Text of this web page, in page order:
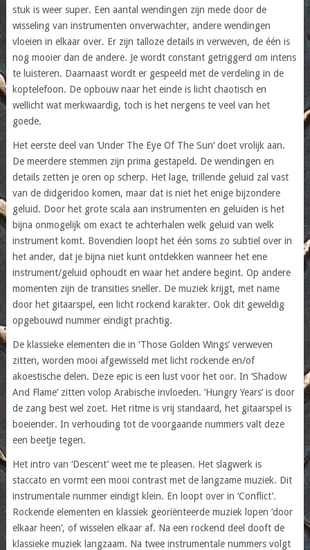
stuk is weer super. Een aantal wendingen zijn mede door de
wisseling van instrumenten onverwachter, andere wendingen
vloeien in elkaar over. Er zijn talloze details in verweven, de één is
nog mooier dan de andere. Je wordt constant getriggerd om intens
te luisteren. Daarnaast wordt er gespeeld met de verdeling in de
koptelefoon. De opbouw naar het einde is licht chaotisch en
wellicht wat merkwaardig, toch is het nergens te veel van het
goede.
Het eerste deel van ‘Under The Eye Of The Sun’ doet vrolijk aan.
De meerdere stemmen zijn prima gestapeld. De wendingen en
details zetten je oren op scherp. Het lage, trillende geluid zal vast
van de didgeridoo komen, maar dat is niet het enige bijzondere
geluid. Door het grote scala aan instrumenten en geluiden is het
bijna onmogelijk om exact te achterhalen welk geluid van welk
instrument komt. Bovendien loopt het één soms zo subtiel over in
het ander, dat je bijna niet kunt ontdekken wanneer het ene
instrument/geluid ophoudt en waar het andere begint. Op andere
momenten zijn de transities sneller. De muziek krijgt, met name
door het gitaarspel, een licht rockend karakter. Ook dit geweldig
opgebouwd nummer eindigt prachtig.
De klassieke elementen die in ‘Those Golden Wings’ verweven
zitten, worden mooi afgewisseld met licht rockende en/of
akoestische delen. Deze epic is een lust voor het oor. In ‘Shadow
And Flame’ zitten volop Arabische invloeden. ‘Hungry Years’ is door
de zang best wel zoet. Het ritme is vrij standaard, het gitaarspel is
boeiender. In verhouding tot de voorgaande nummers valt deze
een beetje tegen.
Het intro van ‘Descent’ weet me te pleasen. Het slagwerk is
staccato en vormt een mooi contrast met de langzame muziek. Dit
instrumentale nummer eindigt klein. En loopt over in ‘Conflict’.
Rockende elementen en klassiek georiënteerde muziek lopen ‘door
elkaar heen’, of wisselen elkaar af. Na een rockend deel dooft de
klassieke muziek langzaam. Na twee instrumentale nummers volgt